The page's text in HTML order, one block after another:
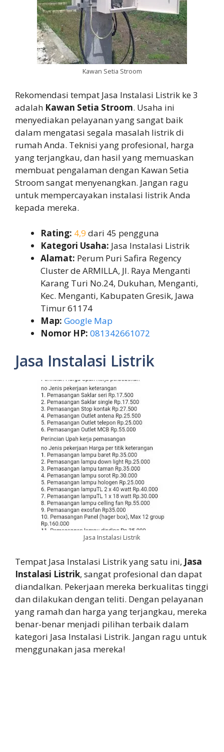
Kawan Setia Stroom
Rekomendasi tempat Jasa Instalasi Listrik ke 3
adalah Kawan Setia Stroom. Usaha ini
menyediakan pelayanan yang sangat baik
dalam mengatasi segala masalah listrik di
rumah Anda. Teknisi yang profesional, harga
yang terjangkau, dan hasil yang memuaskan
membuat pengalaman dengan Kawan Setia
Stroom sangat menyenangkan. Jangan ragu
untuk mempercayakan instalasi listrik Anda
kepada mereka.
Rating: 4,9 dari 45 pengguna
Kategori Usaha: Jasa Instalasi Listrik
Alamat: Perum Puri Safira Regency
Cluster de ARMILLA, Jl. Raya Menganti
Karang Turi No.24, Dukuhan, Menganti,
Kec. Menganti, Kabupaten Gresik, Jawa
Timur 61174
Map: Google Map
Nomor HP: 081342661072
Jasa Instalasi Listrik
Jasa Instalasi Listrik
Tempat Jasa Instalasi Listrik yang satu ini, Jasa
Instalasi Listrik, sangat profesional dan dapat
diandalkan. Pekerjaan mereka berkualitas tinggi
dan dilakukan dengan teliti. Dengan pelayanan
yang ramah dan harga yang terjangkau, mereka
benar-benar menjadi pilihan terbaik dalam
kategori Jasa Instalasi Listrik. Jangan ragu untuk
menggunakan jasa mereka!